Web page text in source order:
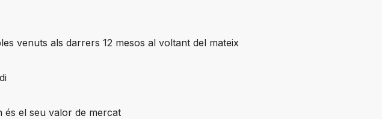
venuts als darrers 12 mesos al voltant del mateix
el seu valor de mercat